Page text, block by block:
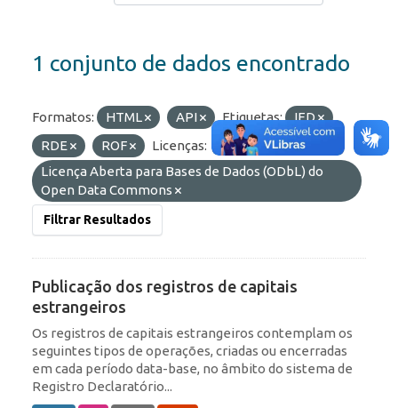
1 conjunto de dados encontrado
Formatos: HTML API Etiquetas:
IED
RDE
ROF
Licenças:
Licença Aberta para Bases de Dados (ODbL) do
Open Data Commons
Filtrar Resultados
Publicação dos registros de capitais
estrangeiros
Os registros de capitais estrangeiros contemplam os
seguintes tipos de operações, criadas ou encerradas
em cada período data-base, no âmbito do sistema de
Registro Declaratório...